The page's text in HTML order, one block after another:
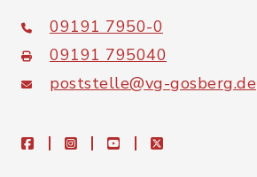
09191 7950-0
09191 795040
poststelle@vg-gosberg.de
facebookinstagramyoutubeX